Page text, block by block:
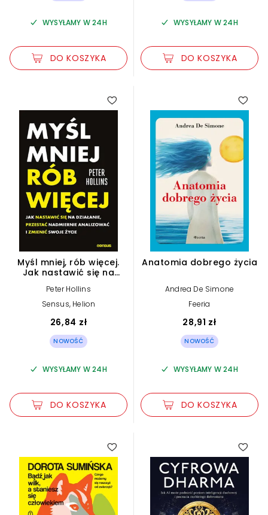
WYSYŁAMY W 24H
DO KOSZYKA
WYSYŁAMY W 24H
DO KOSZYKA
Myśl mniej, rób więcej.
Jak nastawić się na
nadmiernie analizować i
zmienić swoje życie
Peter Hollins
Sensus, Helion
26,84 zł
NOWOŚĆ
WYSYŁAMY W 24H
DO KOSZYKA
Anatomia dobrego życia
Andrea De Simone
Feeria
28,91 zł
NOWOŚĆ
WYSYŁAMY W 24H
DO KOSZYKA